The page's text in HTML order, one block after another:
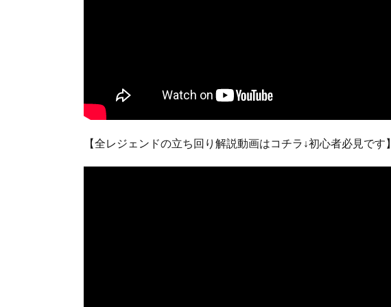
【全レジェンドの立ち回り解説動画はコチラ↓初心者必見です】